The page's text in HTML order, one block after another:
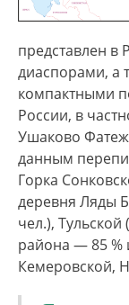
кыргыздар.
Изначально
овец и
вышло
стало
рогатого
представлен в
диаспорами, а
компактными
России, в
Ушаково
данным
Горка
деревня Ляды
чел.),
района — 85 %
Кемеровской,